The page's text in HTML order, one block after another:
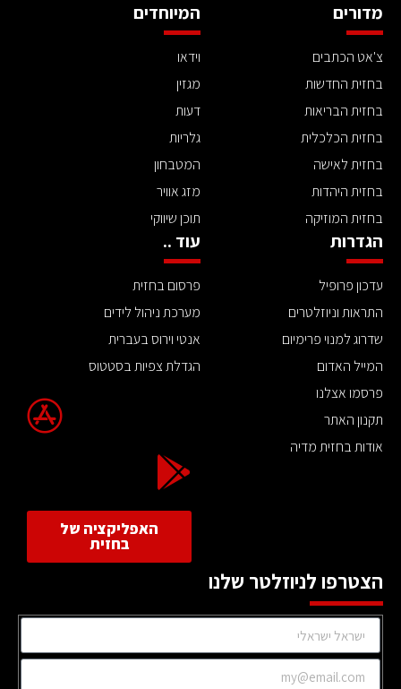
מדורים
צ'אט הכתבים
בחזית החדשות
בחזית הבריאות
בחזית הכלכלית
בחזית לאישה
בחזית היהדות
בחזית המוזיקה
המיוחדים
וידאו
מגזין
דעות
גלריות
המטבחון
מזג אוויר
תוכן שיווקי
הגדרות
עדכון פרופיל
התראות וניוזלטרים
שדרוג למנוי פרימיום
המייל האדום
פרסמו אצלנו
תקנון האתר
אודות בחזית מדיה
עוד ..
פרסום בחזית
מערכת ניהול לידים
אנטי וירוס בעברית
הגדלת צפיות בסטטוס
האפליקציה של
בחזית
הצטרפו לניוזלטר שלנו